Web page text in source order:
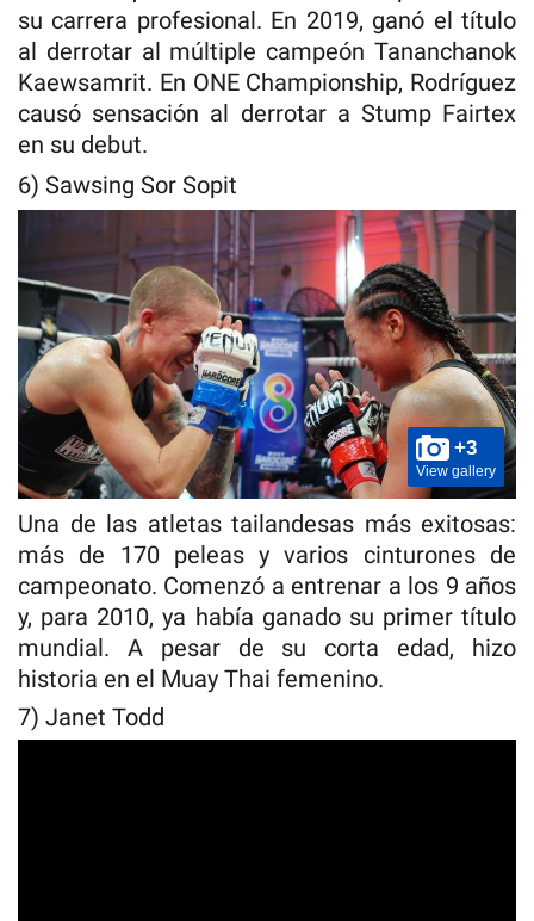
su carrera profesional. En 2019, ganó el título
al derrotar al múltiple campeón Tananchanok
Kaewsamrit. En ONE Championship, Rodríguez
causó sensación al derrotar a Stump Fairtex
en su debut.
6) Sawsing Sor Sopit
+3
View gallery
Una de las atletas tailandesas más exitosas:
más de 170 peleas y varios cinturones de
campeonato. Comenzó a entrenar a los 9 años
y, para 2010, ya había ganado su primer título
mundial. A pesar de su corta edad, hizo
historia en el Muay Thai femenino.
7) Janet Todd